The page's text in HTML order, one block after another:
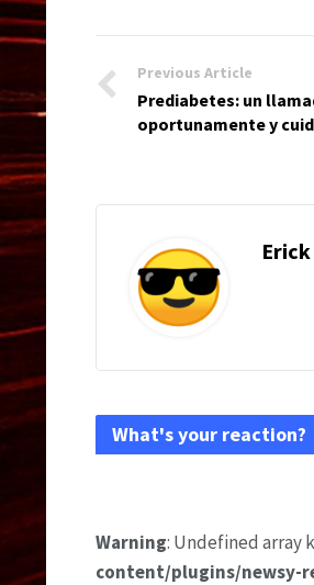
Previous Article
Prediabetes: un
oportunamente y
What's your reaction?
Warning: Undefined array
content/plugins/newsy-